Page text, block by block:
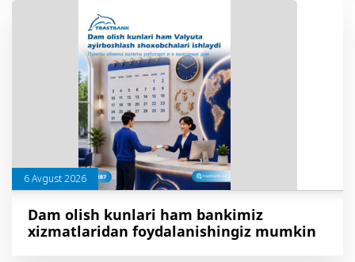
6 Avgust 2026
Dam olish kunlari ham bankimiz
xizmatlaridan foydalanishingiz mumkin